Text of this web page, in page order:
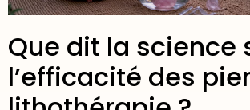
Que dit la science
l’efficacité des